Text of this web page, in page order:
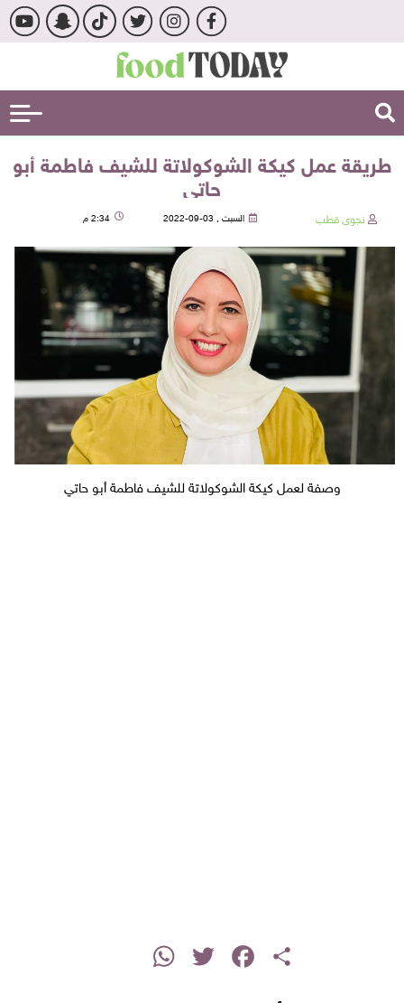
طريقة عمل كيكة الشوكولاتة للشيف فاطمة أبو
حاتي
نجوى قطب السبت , 03-09-2022 2:34 م
وصفة لعمل كيكة الشوكولاتة للشيف فاطمة أبو حاتي
Share
Facebook
Twitter
WhatsApp